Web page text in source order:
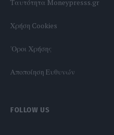
Tαυτότητα Moneypresss.gr
Χρήση Cookies
'Οροι Χρήσης
Αποποίηση Ευθυνών
FOLLOW US